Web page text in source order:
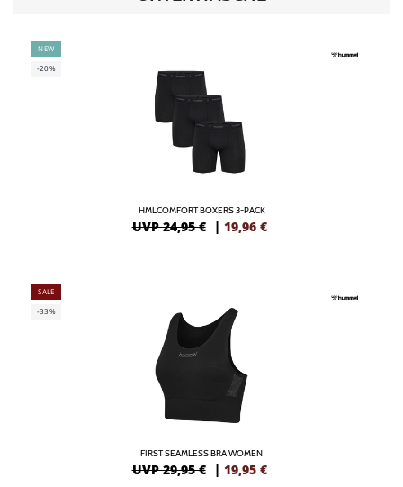
NEW
-20%
HMLCOMFORT BOXERS 3-PACK
UVP 24,95 € | 19,96 €
SALE
-33%
FIRST SEAMLESS BRA WOMEN
UVP 29,95 € | 19,95 €